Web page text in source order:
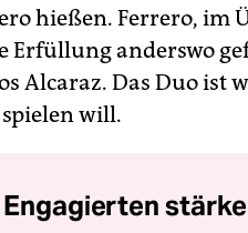
hießen. Ferrero, im
Erfüllung anderswo
Alcaraz. Das Duo ist
will.
Engagierten